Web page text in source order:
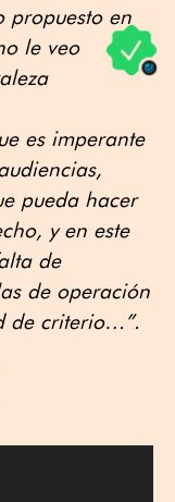
propuesto en
le veo
es imperante
pueda hacer
y en este
de
de operación
de criterio…”.